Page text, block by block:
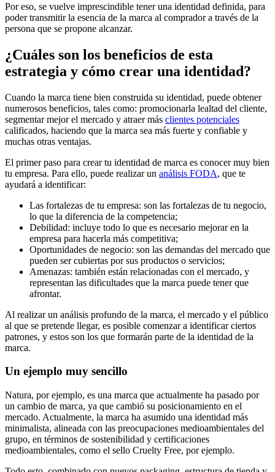
Por eso, se vuelve imprescindible tener una identidad definida, para
poder transmitir la esencia de la marca al comprador a través de la
persona que se propone alcanzar.
¿Cuáles son los beneficios de esta
estrategia y cómo crear una identidad?
Cuando la marca tiene bien construida su identidad, puede obtener
numerosos beneficios, tales como: promocionarla lealtad del cliente,
segmentar mejor el mercado y atraer más clientes potenciales
calificados, haciendo que la marca sea más fuerte y confiable y
muchas otras ventajas.
El primer paso para crear tu identidad de marca es conocer muy bien
tu empresa. Para ello, puede realizar un análisis FODA, que te
ayudará a identificar:
Las fortalezas de tu empresa: son las fortalezas de tu negocio,
lo que la diferencia de la competencia;
Debilidad: incluye todo lo que es necesario mejorar en la
empresa para hacerla más competitiva;
Oportunidades de negocio: son las demandas del mercado que
pueden ser cubiertas por sus productos o servicios;
Amenazas: también están relacionadas con el mercado, y
representan las dificultades que la marca puede tener que
afrontar.
Al realizar un análisis profundo de la marca, el mercado y el público
al que se pretende llegar, es posible comenzar a identificar ciertos
patrones, y estos son los que formarán parte de la identidad de la
marca.
Un ejemplo muy sencillo
Natura, por ejemplo, es una marca que actualmente ha pasado por
un cambio de marca, ya que cambió su posicionamiento en el
mercado. Actualmente, la marca ha asumido una identidad más
minimalista, alineada con las preocupaciones medioambientales del
grupo, en términos de sostenibilidad y certificaciones
medioambientales, como el sello Cruelty Free, por ejemplo.